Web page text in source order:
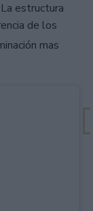
estructura
de los
mas